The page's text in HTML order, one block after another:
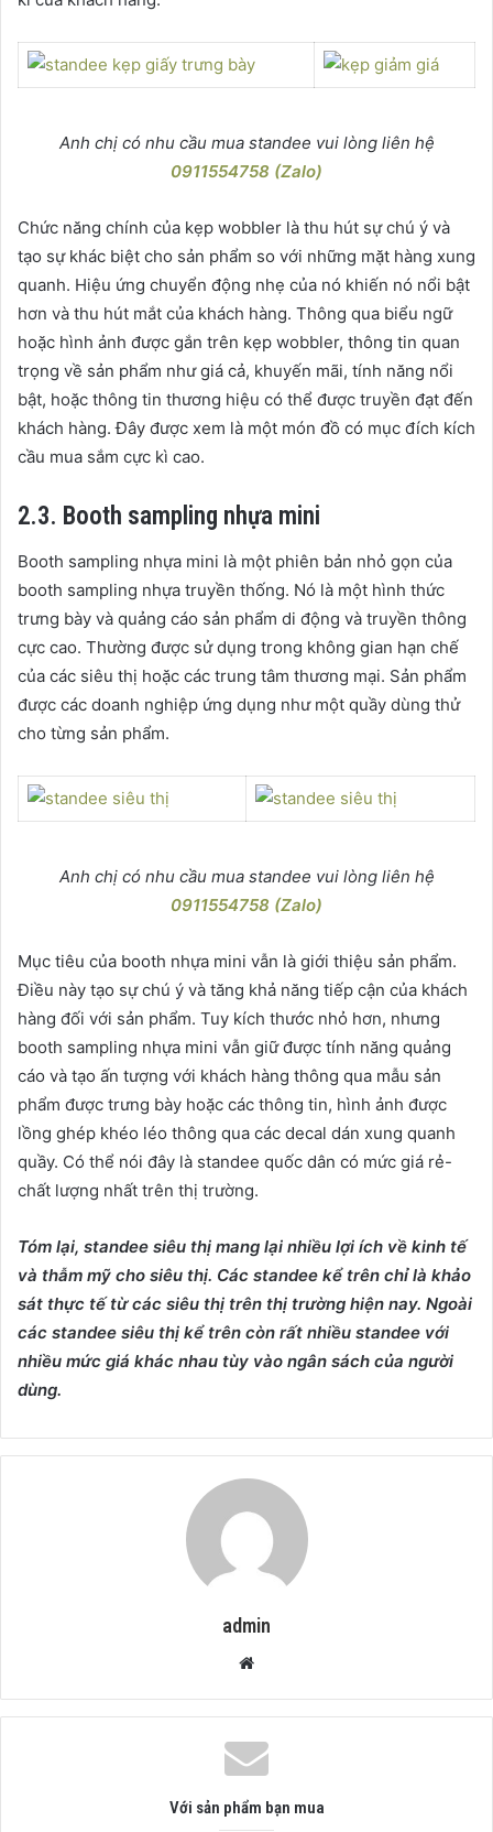
Anh chị có nhu cầu mua standee vui lòng liên hệ
0911554758 (Zalo)
Chức năng chính của kẹp wobbler là thu hút sự chú ý và
tạo sự khác biệt cho sản phẩm so với những mặt hàng xung
quanh. Hiệu ứng chuyển động nhẹ của nó khiến nó nổi bật
hơn và thu hút mắt của khách hàng. Thông qua biểu ngữ
hoặc hình ảnh được gắn trên kẹp wobbler, thông tin quan
trọng về sản phẩm như giá cả, khuyến mãi, tính năng nổi
bật, hoặc thông tin thương hiệu có thể được truyền đạt đến
khách hàng. Đây được xem là một món đồ có mục đích kích
cầu mua sắm cực kì cao.
2.3. Booth sampling nhựa mini
Booth sampling nhựa mini là một phiên bản nhỏ gọn của
booth sampling nhựa truyền thống. Nó là một hình thức
trưng bày và quảng cáo sản phẩm di động và truyền thông
cực cao. Thường được sử dụng trong không gian hạn chế
của các siêu thị hoặc các trung tâm thương mại. Sản phẩm
được các doanh nghiệp ứng dụng như một quầy dùng thử
cho từng sản phẩm.
Anh chị có nhu cầu mua standee vui lòng liên hệ
0911554758 (Zalo)
Mục tiêu của booth nhựa mini vẫn là giới thiệu sản phẩm.
Điều này tạo sự chú ý và tăng khả năng tiếp cận của khách
hàng đối với sản phẩm. Tuy kích thước nhỏ hơn, nhưng
booth sampling nhựa mini vẫn giữ được tính năng quảng
cáo và tạo ấn tượng với khách hàng thông qua mẫu sản
phẩm được trưng bày hoặc các thông tin, hình ảnh được
lồng ghép khéo léo thông qua các decal dán xung quanh
quầy. Có thể nói đây là standee quốc dân có mức giá rẻ-
chất lượng nhất trên thị trường.
Tóm lại, standee siêu thị mang lại nhiều lợi ích về kinh tế
và thẫm mỹ cho siêu thị. Các standee kể trên chỉ là khảo
sát thực tế từ các siêu thị trên thị trường hiện nay. Ngoài
các standee siêu thị kể trên còn rất nhiều standee với
nhiều mức giá khác nhau tùy vào ngân sách của người
dùng.
admin
Website
Với sản phẩm bạn mua